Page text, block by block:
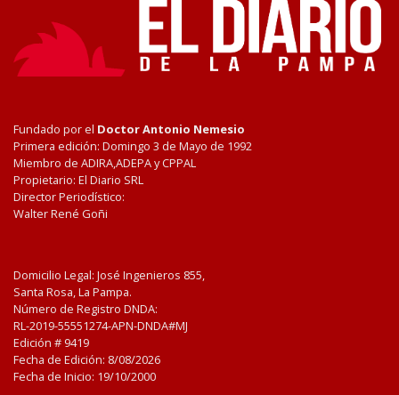
Fundado por el Doctor Antonio Nemesio
Primera edición: Domingo 3 de Mayo de 1992
Miembro de ADIRA,ADEPA y CPPAL
Propietario: El Diario SRL
Director Periodístico:
Walter René Goñi
Domicilio Legal: José Ingenieros 855,
Santa Rosa, La Pampa.
Número de Registro DNDA:
RL-2019-55551274-APN-DNDA#MJ
Edición # 9419
Fecha de Edición: 8/08/2026
Fecha de Inicio: 19/10/2000